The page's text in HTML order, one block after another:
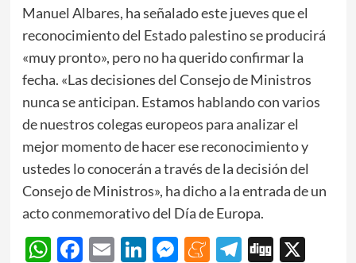
Manuel Albares, ha señalado este jueves que el
reconocimiento del Estado palestino se producirá
«muy pronto», pero no ha querido confirmar la
fecha. «Las decisiones del Consejo de Ministros
nunca se anticipan. Estamos hablando con varios
de nuestros colegas europeos para analizar el
mejor momento de hacer ese reconocimiento y
ustedes lo conocerán a través de la decisión del
Consejo de Ministros», ha dicho a la entrada de un
acto conmemorativo del Día de Europa.
WhatsApp
Facebook
EmailLinkedIn
Messenger
Meneame
Telegram
Digg
X